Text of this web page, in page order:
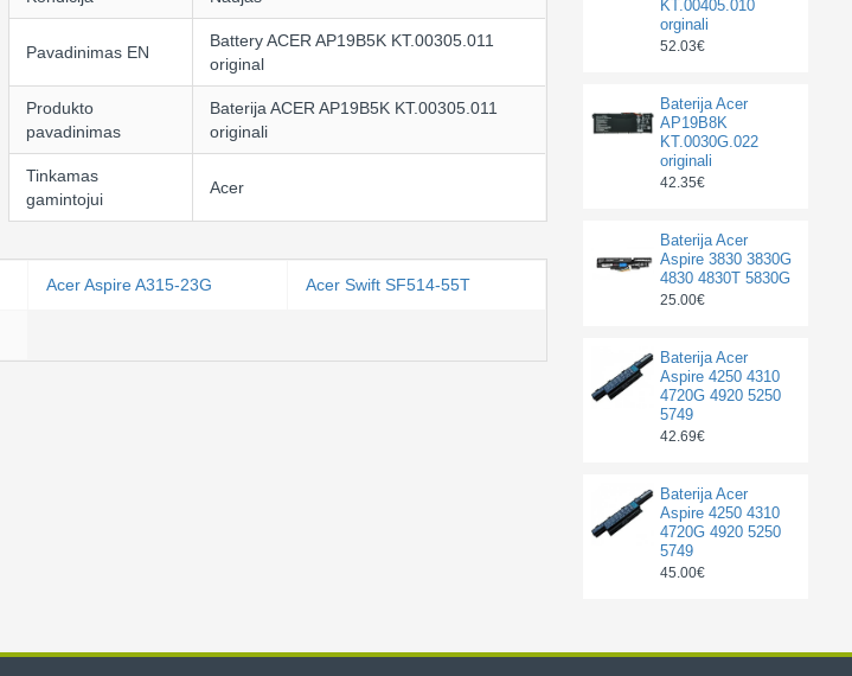
Pavadinimas EN
Battery ACER AP19B5K KT.00305.011
original
Produkto
pavadinimas
Baterija ACER AP19B5K KT.00305.011
originali
Tinkamas
gamintojui
Acer
Acer Aspire A315-23G Acer Swift SF514-55T
KT.00405.010
orginali
52.03€
Baterija Acer
AP19B8K
KT.0030G.022
originali
42.35€
Baterija Acer
Aspire 3830 3830G
4830 4830T 5830G
25.00€
Baterija Acer
Aspire 4250 4310
4720G 4920 5250
5749
42.69€
Baterija Acer
Aspire 4250 4310
4720G 4920 5250
5749
45.00€